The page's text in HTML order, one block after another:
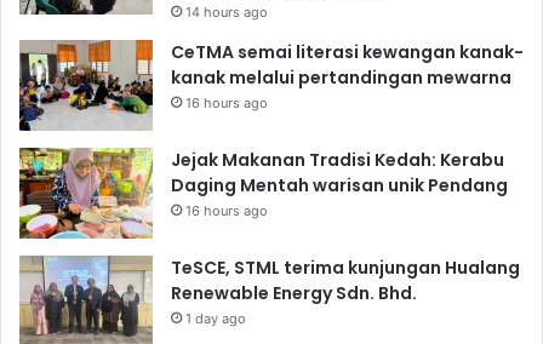
14 hours ago
CeTMA semai literasi kewangan kanak-
kanak melalui pertandingan mewarna
16 hours ago
Jejak Makanan Tradisi Kedah: Kerabu
Daging Mentah warisan unik Pendang
16 hours ago
TeSCE, STML terima kunjungan Hualang
Renewable Energy Sdn. Bhd.
1 day ago